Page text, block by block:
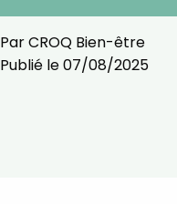
ParCROQ Bien-être
Publié le07/08/2025